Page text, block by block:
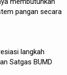
pangan secara
langkah
Satgas BUMD